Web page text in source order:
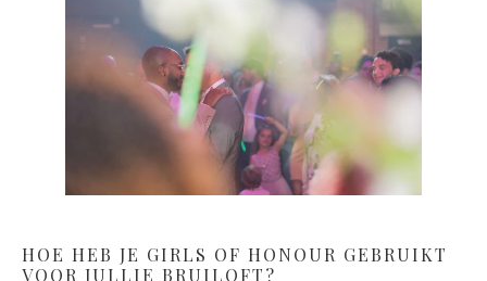
HOE HEB JE GIRLS OF HONOUR GEBRUIKT
VOOR JULLIE BRUILOFT?